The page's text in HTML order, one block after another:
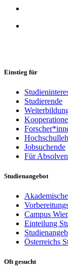
Einstieg für
Studierende
Jobsuchende
Für
Studienangebot
Campus
Einteilung
Österreichs
Oft gesucht